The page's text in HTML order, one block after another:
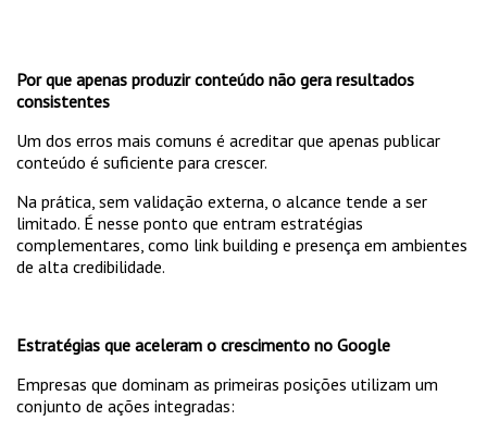
Por que apenas produzir conteúdo não gera resultados
consistentes
Um dos erros mais comuns é acreditar que apenas publicar
conteúdo é suficiente para crescer.
Na prática, sem validação externa, o alcance tende a ser
limitado. É nesse ponto que entram estratégias
complementares, como link building e presença em ambientes
de alta credibilidade.
Estratégias que aceleram o crescimento no Google
Empresas que dominam as primeiras posições utilizam um
conjunto de ações integradas: